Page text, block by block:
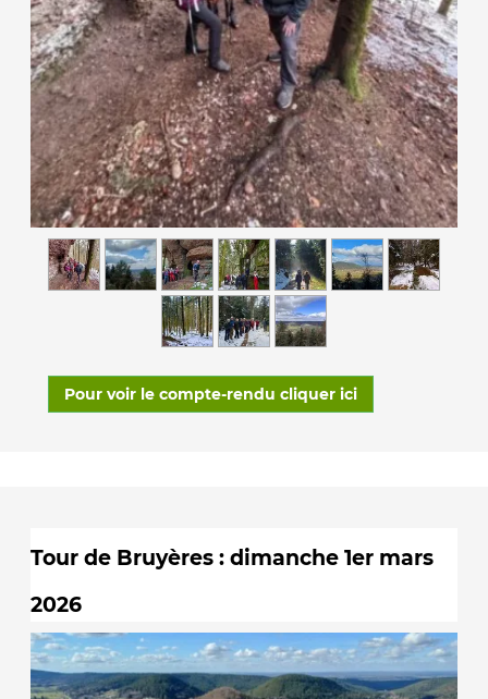
Pour voir le compte-rendu cliquer ici
Tour de Bruyères : dimanche 1er mars
2026